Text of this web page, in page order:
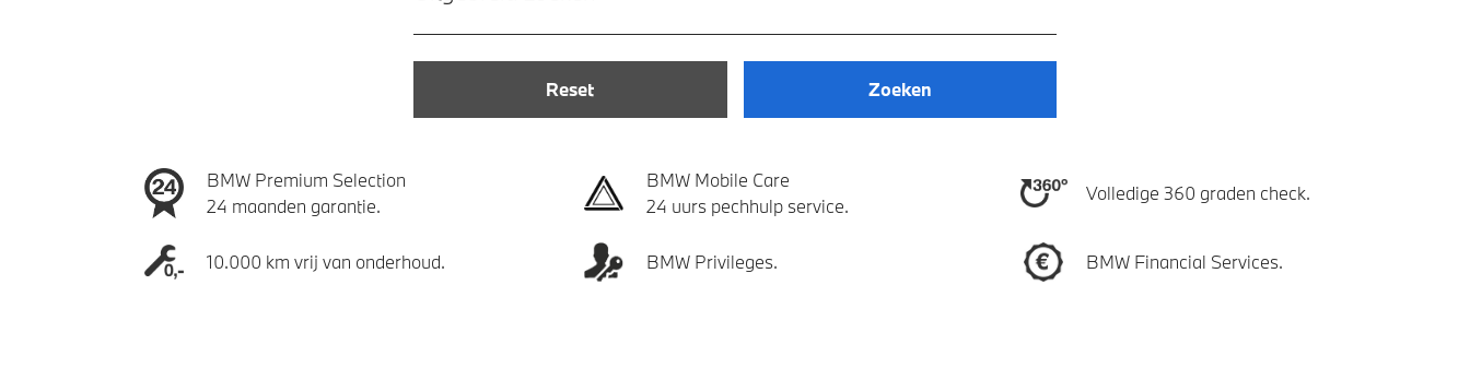
Reset Zoeken
BMW Premium Selection
24 maanden garantie.
BMW Mobile Care
24 uurs pechhulp service.
Volledige 360 graden check.
10.000 km vrij van onderhoud. BMW Privileges. BMW Financial Services.